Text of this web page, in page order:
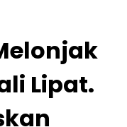
Lipat.